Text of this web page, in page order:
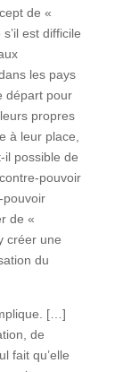
de «
est difficile
les pays
départ pour
propres
à leur place,
il possible de
pouvoir
pouvoir
de «
créer une
du
[…]
de
fait qu’elle